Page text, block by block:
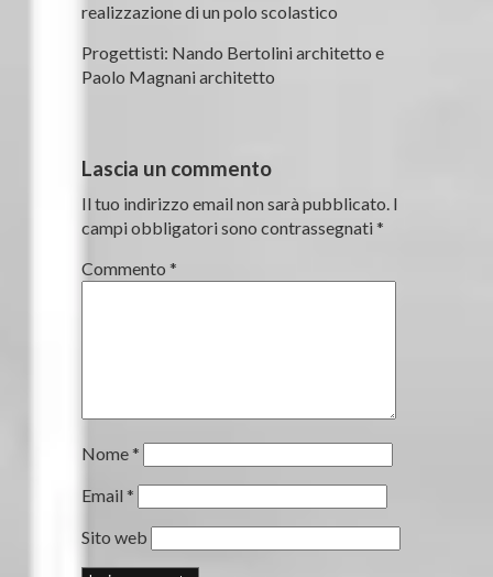
realizzazione di un polo scolastico
Progettisti: Nando Bertolini architetto e
Paolo Magnani architetto
Lascia un commento
Il tuo indirizzo email non sarà pubblicato. I
campi obbligatori sono contrassegnati *
Commento *
Nome*
Email *
Sito web